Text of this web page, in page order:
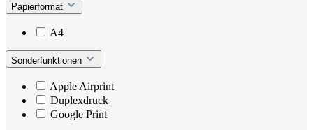
Papierformat
A4
Sonderfunktionen
Apple Airprint
Duplexdruck
Google Print